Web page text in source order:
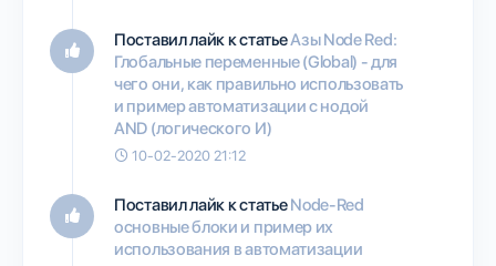
Поставил лайк к статьеАзы Node Red:
Глобальные переменные (Global) - для
чего они, как правильно использовать
и пример автоматизации с нодой
AND (логического И)
10-02-2020 21:12
Поставил лайк к статьеNode-Red
основные блоки и пример их
использования в автоматизации